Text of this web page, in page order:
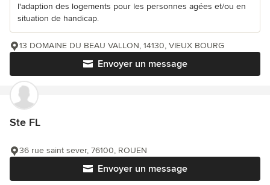
l'adaption des logements pour les personnes agées et/ou en
situation de handicap.
Envoyer un message
13 DOMAINE DU BEAU VALLON, 14130, VIEUX BOURG
Ste FL
Envoyer un message
36 rue saint sever, 76100, ROUEN